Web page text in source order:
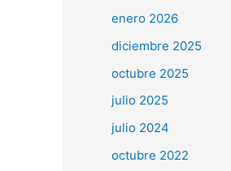
enero 2026
diciembre 2025
octubre 2025
julio 2025
julio 2024
octubre 2022